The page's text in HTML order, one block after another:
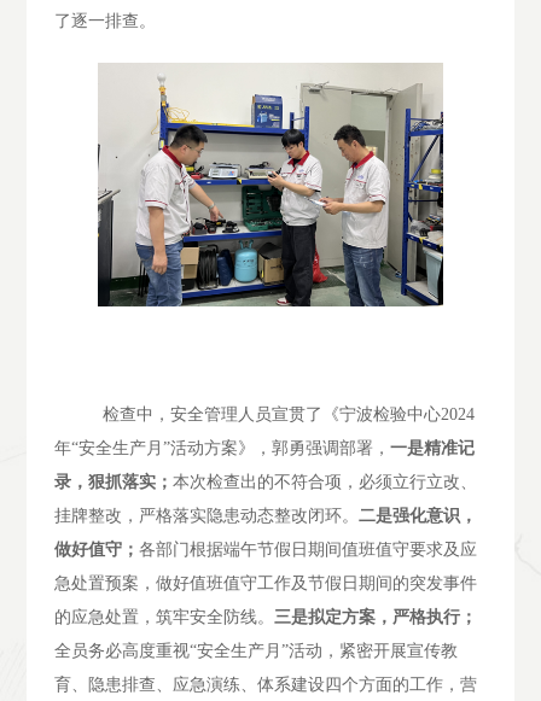
了逐一排查。
检查中，安全管理人员宣贯了《宁波检验中心2024
年“安全生产月”活动方案》，郭勇强调部署， 一是精准记
录，狠抓落实； 本次检查出的不符合项，必须立行立改、
挂牌整改，严格落实隐患动态整改闭环。 二是强化意识，
做好值守； 各部门根据端午节假日期间值班值守要求及应
急处置预案，做好值班值守工作及节假日期间的突发事件
的应急处置，筑牢安全防线。 三是拟定方案，严格执行；
全员务必高度重视“安全生产月”活动，紧密开展宣传教
育、隐患排查、应急演练、体系建设四个方面的工作，营